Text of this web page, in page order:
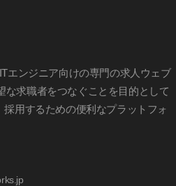
エンジニア向けの専門の求人ウェブ
な求職者をつなぐことを目的として
用するための便利なプラットフォ